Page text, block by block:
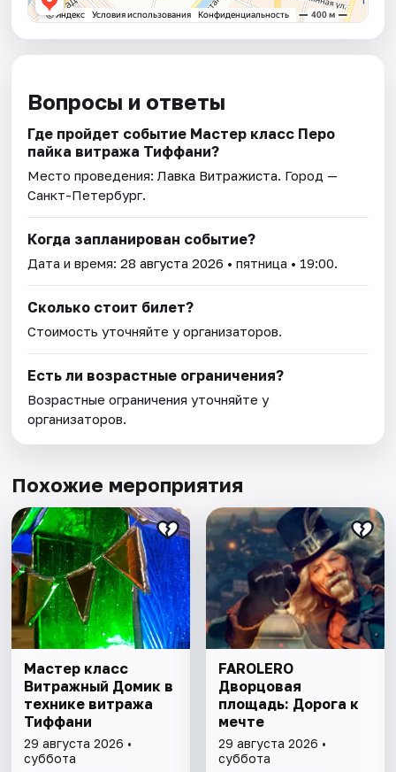
Вопросы и ответы
Где пройдет событие Мастер класс Перо
пайка витража Тиффани?
Место проведения:Лавка Витражиста. Город —
Санкт-Петербург.
Когда запланирован событие?
Дата и время:28 августа 2026 • пятница • 19:00.
Сколько стоит билет?
Стоимость уточняйте у организаторов.
Есть ли возрастные ограничения?
Возрастные ограничения уточняйте у
организаторов.
Похожие мероприятия
Мастер класс
Витражный Домик в
технике витража
Тиффани
29 августа 2026 •
суббота
FAROLERO
Дворцовая
площадь: Дорога к
мечте
29 августа 2026 •
суббота